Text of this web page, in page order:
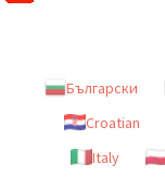
Български
Croatian
Italy